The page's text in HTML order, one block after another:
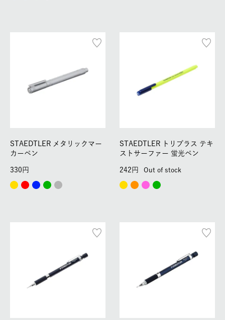
STAEDTLER メタリックマー
カーペン
330
STAEDTLER トリプラス テキ
ストサーファー 蛍光ペン
242 Out of stock